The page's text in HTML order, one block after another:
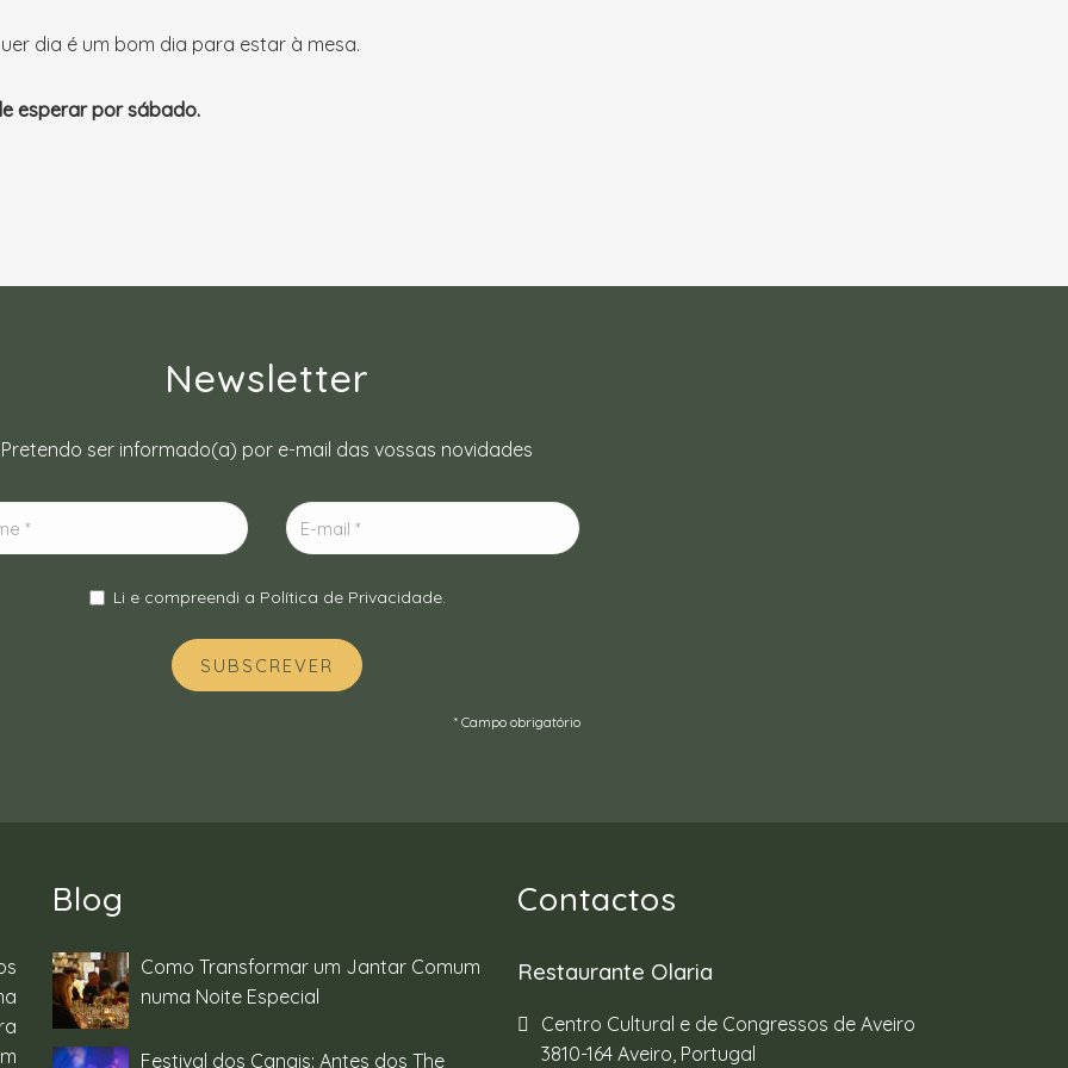
dia é um bom dia para estar à mesa.
esperar por sábado.
Newsletter
Pretendo ser informado(a) por e-mail das vossas novidades
Li e compreendi a Política de Privacidade.
SUBSCREVER
* Campo obrigatório
Blog
Como Transformar um Jantar Comum
numa Noite Especial
Festival dos Canais: Antes dos The
Contactos
Restaurante Olaria
Centro Cultural e de Congressos de Aveiro
3810-164 Aveiro, Portugal